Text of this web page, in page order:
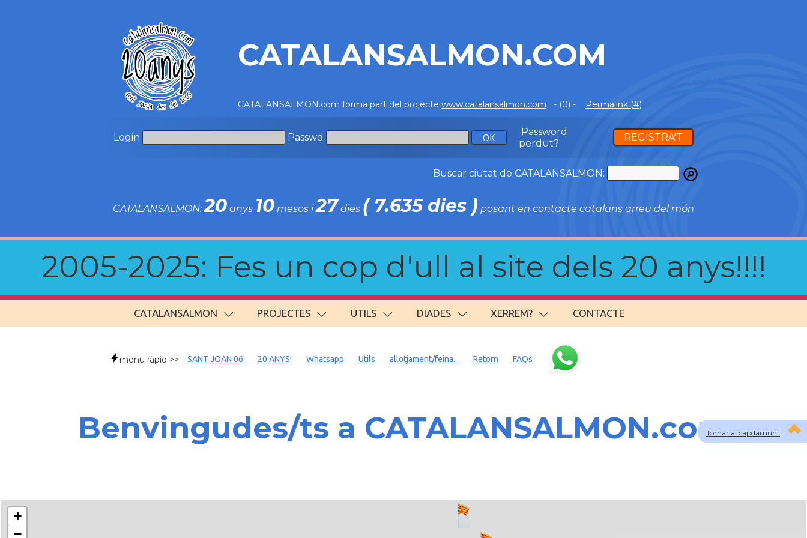
CATALANSALMON.COM
CATALANSALMON.com forma part del projecte www.catalansalmon.com - (0) - Permalink (#)
Login Passwd
Password
perdut?
REGISTRA'T
Buscar ciutat de CATALANSALMON:
CATALANSALMON:20 anys 10 mesos i27 dies ( 7.635 dies ) posant en contacte catalans arreu del món
2005-2025: Fes un cop d'ull al site dels 20 anys!!!!
CATALANSALMON PROJECTES UTILS DIADES XERREM? CONTACTE
Tornar al capdamunt
menu ràpid >> SANT JOAN 06 20 ANYS! Whatsapp Utils allotjament/feina... Retorn FAQs
Benvingudes/ts a CATALANSALMON.com
+
−